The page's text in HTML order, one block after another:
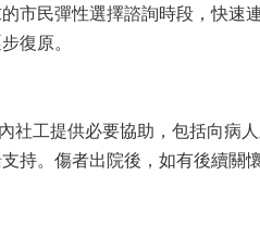
的市民彈性選擇諮詢時段，快速
復原。
工提供必要協助，包括向病
持。傷者出院後，如有後續關